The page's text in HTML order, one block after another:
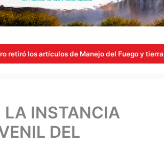
de Manejo del Fuego y tierras a extranjeros
LA INSTANCIA
DEL